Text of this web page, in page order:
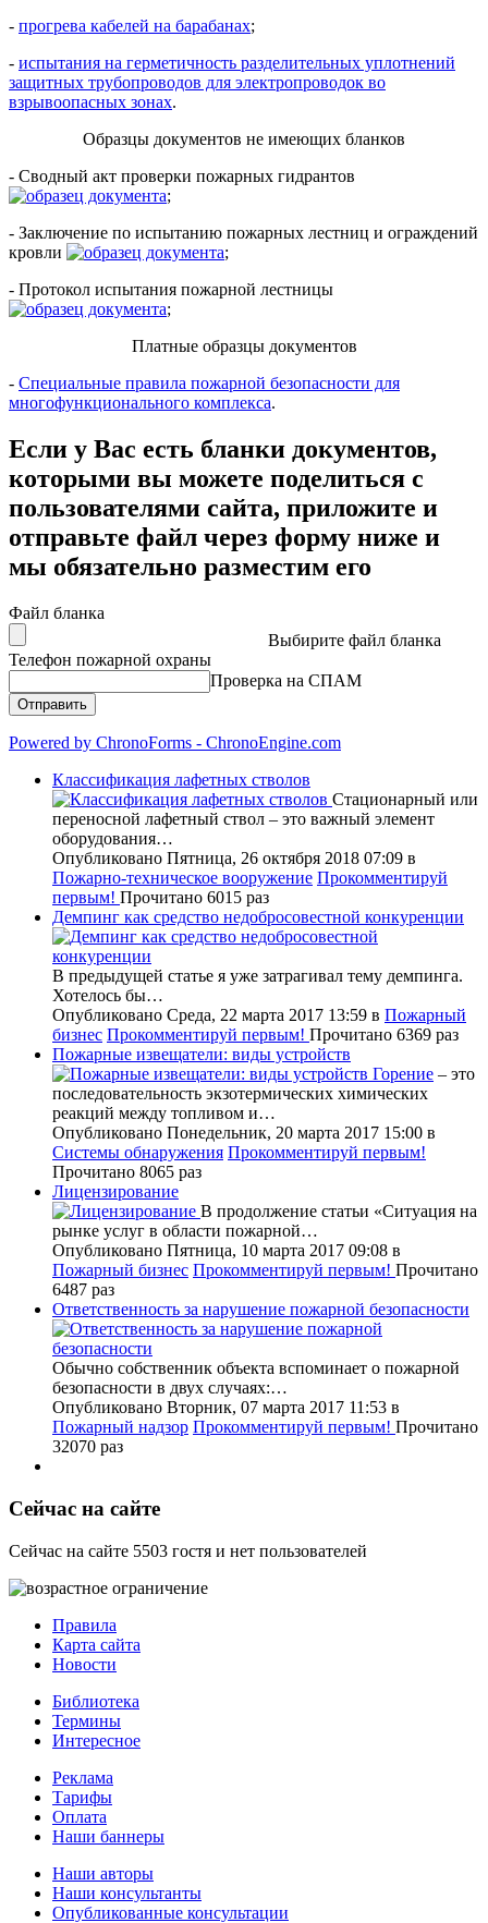
- прогрева кабелей на барабанах;
- испытания на герметичность разделительных уплотнений
защитных трубопроводов для электропроводок во
взрывоопасных зонах.
Образцы документов не имеющих бланков
- Сводный акт проверки пожарных гидрантов
;
- Заключение по испытанию пожарных лестниц и ограждений
кровли
;
- Протокол испытания пожарной лестницы
;
Платные образцы документов
- Специальные правила пожарной безопасности для
многофункционального комплекса.
Если у Вас есть бланки документов,
которыми вы можете поделиться с
пользователями сайта, приложите и
отправьте файл через форму ниже и
мы обязательно разместим его
Файл бланка
Выбирите файл бланка
Телефон пожарной охраны
Проверка на СПАМ
Powered by ChronoForms - ChronoEngine.com
Классификация лафетных стволов
Стационарный или
переносной лафетный ствол – это важный элемент
оборудования…
Опубликовано Пятница, 26 октября 2018 07:09 в
Пожарно-техническое вооружение Прокомментируй
первым! Прочитано 6015 раз
Демпинг как средство недобросовестной конкуренции
В предыдущей статье я уже затрагивал тему демпинга.
Хотелось бы…
Опубликовано Среда, 22 марта 2017 13:59 в Пожарный
бизнес Прокомментируй первым! Прочитано 6369 раз
Пожарные извещатели: виды устройств
Горение – это
последовательность экзотермических химических
реакций между топливом и…
Опубликовано Понедельник, 20 марта 2017 15:00 в
Системы обнаружения Прокомментируй первым!
Прочитано 8065 раз
Лицензирование
В продолжение статьи «Ситуация на
рынке услуг в области пожарной…
Опубликовано Пятница, 10 марта 2017 09:08 в
Пожарный бизнес Прокомментируй первым! Прочитано
6487 раз
Ответственность за нарушение пожарной безопасности
Обычно собственник объекта вспоминает о пожарной
безопасности в двух случаях:…
Опубликовано Вторник, 07 марта 2017 11:53 в
Пожарный надзор Прокомментируй первым! Прочитано
32070 раз
Сейчас на сайте
Сейчас на сайте 5503 гостя и нет пользователей
Правила
Карта сайта
Новости
Библиотека
Термины
Интересное
Реклама
Тарифы
Оплата
Наши баннеры
Наши авторы
Наши консультанты
Опубликованные консультации